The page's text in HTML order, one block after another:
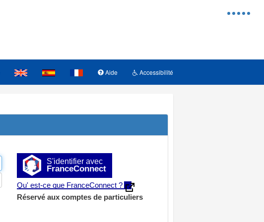
Menu
Aide Accessibilité
S'identifier avec
FranceConnect
Qu' est-ce que FranceConnect ?
Réservé aux comptes de particuliers